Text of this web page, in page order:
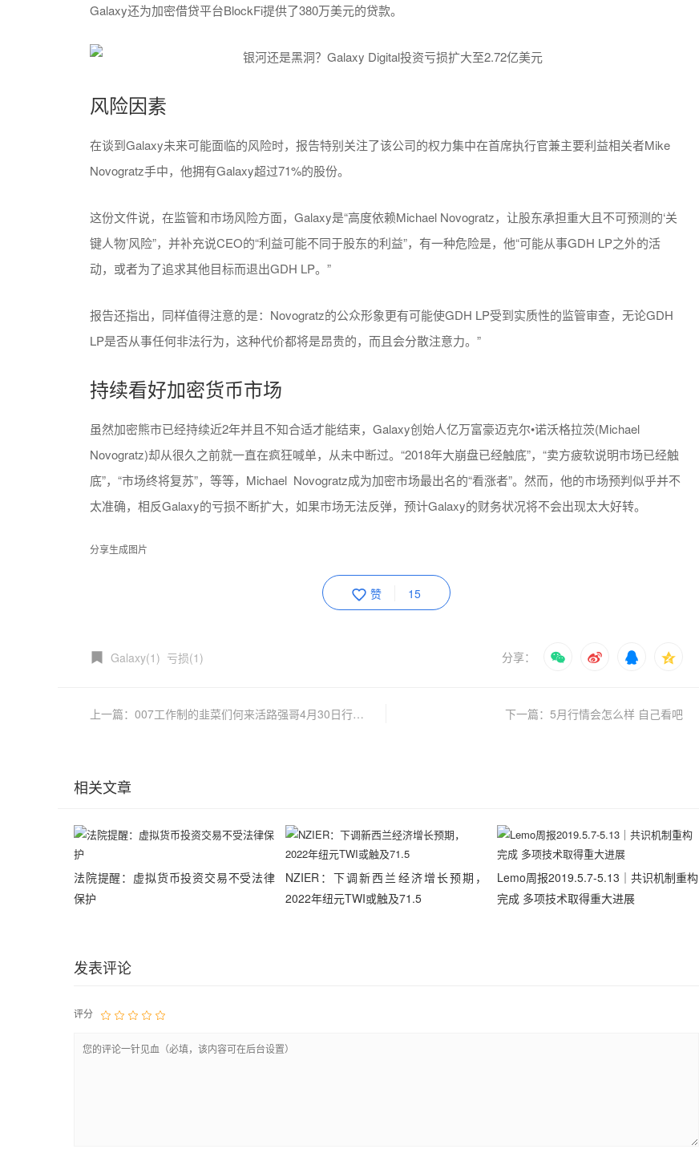
Galaxy还为加密借贷平台BlockFi提供了380万美元的贷款。
风险因素
在谈到Galaxy未来可能面临的风险时，报告特别关注了该公司的权力集中在首席执行官兼主要利益相关者Mike
Novogratz手中，他拥有Galaxy超过71%的股份。
这份文件说，在监管和市场风险方面，Galaxy是“高度依赖Michael Novogratz，让股东承担重大且不可预测的‘关
键人物’风险”，并补充说CEO的“利益可能不同于股东的利益”，有一种危险是，他“可能从事GDH LP之外的活
动，或者为了追求其他目标而退出GDH LP。”
报告还指出，同样值得注意的是：Novogratz的公众形象更有可能使GDH LP受到实质性的监管审查，无论GDH
LP是否从事任何非法行为，这种代价都将是昂贵的，而且会分散注意力。”
持续看好加密货币市场
虽然加密熊市已经持续近2年并且不知合适才能结束，Galaxy创始人亿万富豪迈克尔•诺沃格拉茨(Michael
Novogratz)却从很久之前就一直在疯狂喊单，从未中断过。“2018年大崩盘已经触底”，“卖方疲软说明市场已经触
底”，“市场终将复苏”，等等，Michael Novogratz成为加密市场最出名的“看涨者”。然而，他的市场预判似乎并不
太准确，相反Galaxy的亏损不断扩大，如果市场无法反弹，预计Galaxy的财务状况将不会出现太大好转。
分享生成图片
赞 15
Galaxy(1) 亏损(1) 分享：
上一篇：007工作制的韭菜们何来活路强哥4月30日行情分析 下一篇：5月行情会怎么样 自己看吧
相关文章
法院提醒：虚拟货币投资交易不受法律
保护
NZIER：下调新西兰经济增长预期，
2022年纽元TWI或触及71.5
Lemo周报2019.5.7-5.13｜共识机制重构
完成 多项技术取得重大进展
发表评论
评分